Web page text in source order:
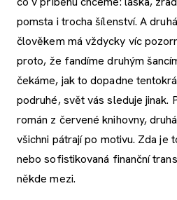
pomsta i trocha šílenství. A
člověkem má vždycky víc
proto, že fandíme druhým
čekáme, jak to dopadne
podruhé, svět vás sleduje jinak.
román z červené knihovny,
všichni pátrají po motivu. Zda je
nebo sofistikovaná finanční
někde mezi.